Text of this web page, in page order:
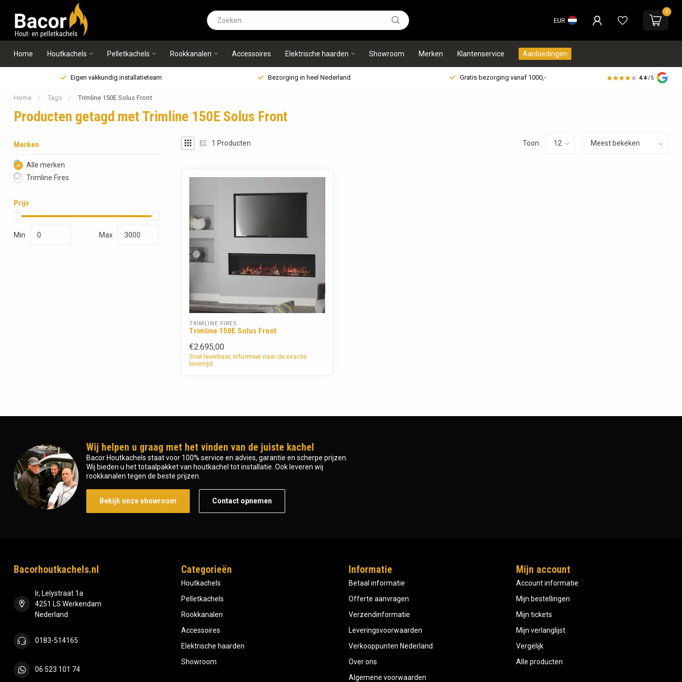
EUR
0
Home Houtkachels Pelletkachels Rookkanalen Accessoires Elektrische haarden Showroom Merken Klantenservice Aanbiedingen
Eigen vakkundig installatieteam Bezorging in heel Nederland Gratis bezorging vanaf 1000,- 4.4 /5
Home / Tags / Trimline 150E Solus Front
Producten getagd met Trimline 150E Solus Front
Merken
Alle merken
Trimline Fires
Prijs
Min Max
1 Producten Toon:
TRIMLINE FIRES
Trimline 150E Solus Front
€2.695,00
Snel leverbaar, informeer naar de exacte
levertijd
Wij helpen u graag met het vinden van de juiste kachel
Bacor Houtkachels staat voor 100% service en advies, garantie en scherpe prijzen.
Wij bieden u het totaalpakket van houtkachel tot installatie. Ook leveren wij
rookkanalen tegen de beste prijzen.
Bekijk onze showroom Contact opnemen
Bacorhoutkachels.nl
Ir, Lelystraat 1a
4251 LS Werkendam
Nederland
0183-514165
06 523 101 74
Categorieën
Houtkachels
Pelletkachels
Rookkanalen
Accessoires
Elektrische haarden
Showroom
Informatie
Betaal informatie
Offerte aanvragen
Verzendinformatie
Leveringsvoorwaarden
Verkooppunten Nederland
Over ons
Algemene voorwaarden
Mijn account
Account informatie
Mijn bestellingen
Mijn tickets
Mijn verlanglijst
Vergelijk
Alle producten